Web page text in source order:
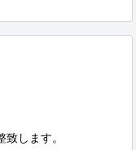
します。